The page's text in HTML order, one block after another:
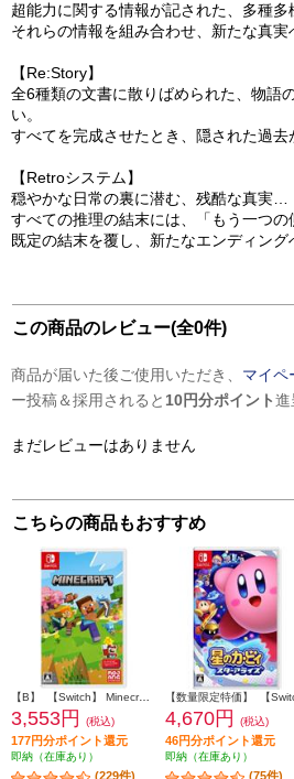
超能力に関する情報が記された、多種多
それらの情報を組み合わせ、新たな真実
【Re:Story】
全6種類の文書に散りばめられた、物語
い。
すべてを完成させたとき、隠された過去
【Retroシステム】
穏やかな日常の裏に潜む、残酷な真実…
すべての推理の結末には、「もう一つの
既定の結末を覆し、新たなエンディング
この商品のレビュー(全0件)
商品が届いた後ご使用いただき、 マイペ
ー投稿＆採用されると 10円分ポイント進
まだレビューはありません
こちらの商品もおすすめ
【B】 【Switch】 Minecraft（マインクラフト）
3,553円 (税込)
177円分ポイント還元
即納（在庫あり）
(229件)
4,670円 (税込)
46円分ポイント還元
即納（在庫あり）
(75件)